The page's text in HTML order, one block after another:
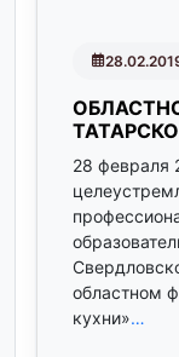
28 февраля
областном
кухни»…